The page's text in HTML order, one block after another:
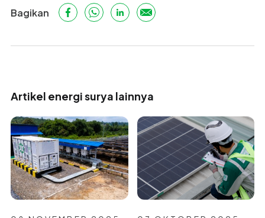
Bagikan
Artikel energi surya lainnya